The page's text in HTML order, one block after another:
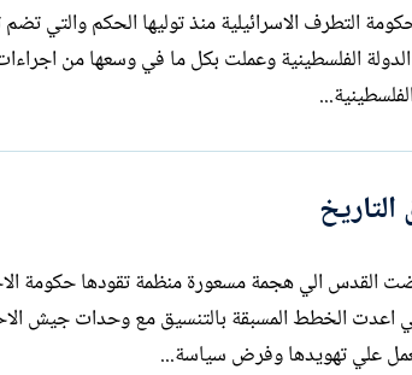
الاربعاء 2 آب / أغسطس 2023. سعت حكومة التطرف الاسرائيلية منذ توليها الحكم
الدولة الفلسطينية وعملت بكل ما في وسعها من
الثلاثاء 1 آب / أغسطس 2023. لقد تعرضت القدس الي هجمة مسعورة منظمة تقودها
اعدت الخطط المسبقة بالتنسيق مع وحدات جيش
علي تهويدها وفرض سياسة...